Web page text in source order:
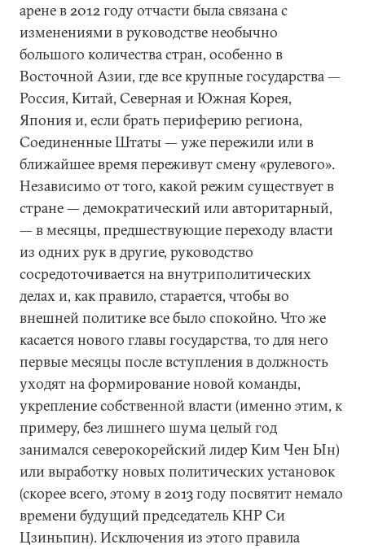
арене в 2012 году отчасти была связана с
изменениями в руководстве необычно
большого количества стран, особенно в
Восточной Азии, где все крупные государства —
Россия, Китай, Северная и Южная Корея,
Япония и, если брать периферию региона,
Соединенные Штаты — уже пережили или в
ближайшее время переживут смену «рулевого».
Независимо от того, какой режим существует в
стране — демократический или авторитарный,
— в месяцы, предшествующие переходу власти
из одних рук в другие, руководство
сосредоточивается на внутриполитических
делах и, как правило, старается, чтобы во
внешней политике все было спокойно. Что же
касается нового главы государства, то для него
первые месяцы после вступления в должность
уходят на формирование новой команды,
укрепление собственной власти (именно этим, к
примеру, без лишнего шума целый год
занимался северокорейский лидер Ким Чен Ын)
или выработку новых политических установок
(скорее всего, этому в 2013 году посвятит немало
времени будущий председатель КНР Си
Цзиньпин). Исключения из этого правила